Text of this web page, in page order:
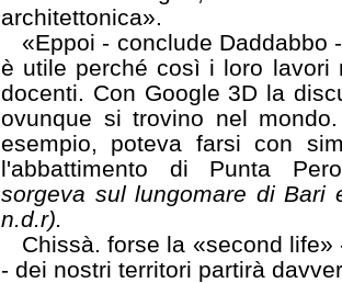
architettonica».
«Eppoi - conclude Daddabbo
è utile perché così i loro lavori
docenti. Con Google 3D la
ovunque si trovino nel
esempio, poteva farsi con
l'abbattimento di Punta
sorgeva sul lungomare di Bari
n.d.r).
Chissà. forse la «second life»
- dei nostri territori partirà